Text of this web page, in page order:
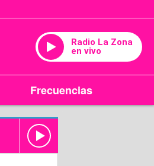
Radio La Zona
en vivo
Frecuencias